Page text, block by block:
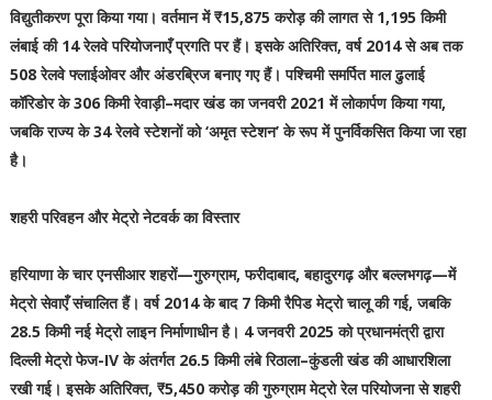
विद्युतीकरण पूरा किया गया। वर्तमान में ₹15,875 करोड़ की लागत से 1,195 किमी
लंबाई की 14 रेलवे परियोजनाएँ प्रगति पर हैं। इसके अतिरिक्त, वर्ष 2014 से अब तक
508 रेलवे फ्लाईओवर और अंडरब्रिज बनाए गए हैं। पश्चिमी समर्पित माल ढुलाई
कॉरिडोर के 306 किमी रेवाड़ी–मदार खंड का जनवरी 2021 में लोकार्पण किया गया,
जबकि राज्य के 34 रेलवे स्टेशनों को ‘अमृत स्टेशन’ के रूप में पुनर्विकसित किया जा रहा
है।
शहरी परिवहन और मेट्रो नेटवर्क का विस्तार
हरियाणा के चार एनसीआर शहरों—गुरुग्राम, फरीदाबाद, बहादुरगढ़ और बल्लभगढ़—में
मेट्रो सेवाएँ संचालित हैं। वर्ष 2014 के बाद 7 किमी रैपिड मेट्रो चालू की गई, जबकि
28.5 किमी नई मेट्रो लाइन निर्माणाधीन है। 4 जनवरी 2025 को प्रधानमंत्री द्वारा
दिल्ली मेट्रो फेज-IV के अंतर्गत 26.5 किमी लंबे रिठाला–कुंडली खंड की आधारशिला
रखी गई। इसके अतिरिक्त, ₹5,450 करोड़ की गुरुग्राम मेट्रो रेल परियोजना से शहरी